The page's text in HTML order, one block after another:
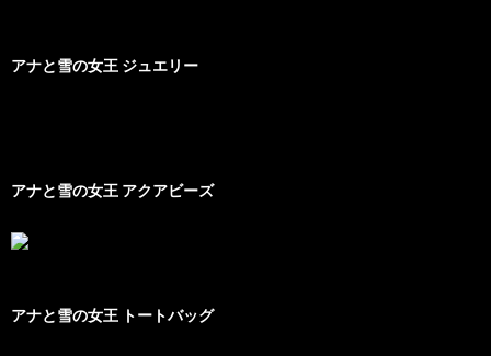
アナと雪の女王 ジュエリー
アナと雪の女王 アクアビーズ
アナと雪の女王 トートバッグ